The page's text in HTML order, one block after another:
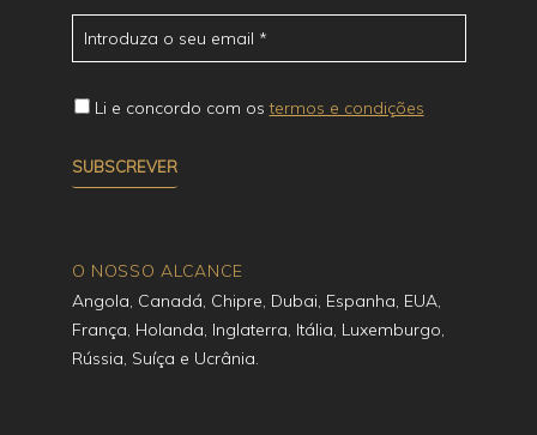
Li e concordo com ostermos e condições
O NOSSO ALCANCE
Angola, Canadá, Chipre, Dubai, Espanha, EUA,
França, Holanda, Inglaterra, Itália, Luxemburgo,
Rússia, Suíça e Ucrânia.